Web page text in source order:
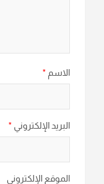
الاسم *
البريد الإلكتروني *
الموقع الإلكتروني